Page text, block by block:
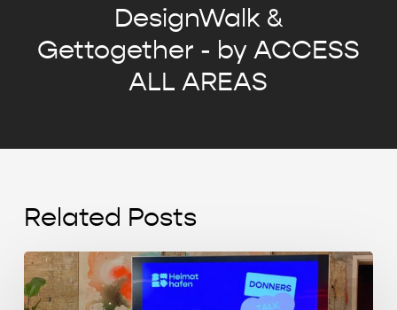
DesignWalk &
Gettogether - by ACCESS
ALL AREAS
Related Posts
Start-
up